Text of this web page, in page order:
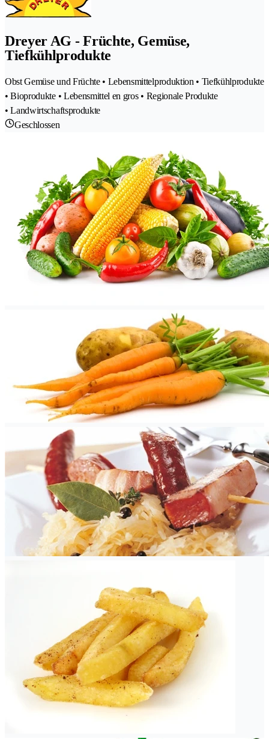
Dreyer AG - Früchte, Gemüse,
Tiefkühlprodukte
Obst Gemüse und Früchte • Lebensmittelproduktion • Tiefkühlprodukte
• Bioprodukte • Lebensmittel en gros • Regionale Produkte
• Landwirtschaftsprodukte
Geschlossen